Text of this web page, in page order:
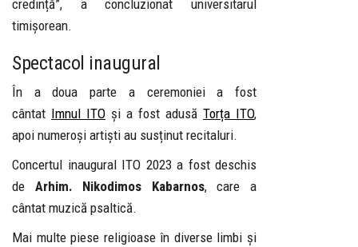
credință”, a concluzionat universitarul
timișorean.
Spectacol inaugural
În a doua parte a ceremoniei a fost
cântat Imnul ITO și a fost adusă Torța ITO,
apoi numeroși artiști au susținut recitaluri.
Concertul inaugural ITO 2023 a fost deschis
de Arhim. Nikodimos Kabarnos, care a
cântat muzică psaltică.
Mai multe piese religioase în diverse limbi și